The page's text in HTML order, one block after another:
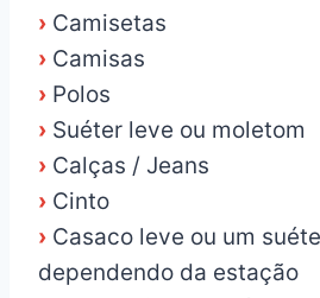
› Camisetas
› Camisas
› Polos
› Suéter leve ou moletom
› Calças / Jeans
› Cinto
› Casaco leve ou um
dependendo da estação